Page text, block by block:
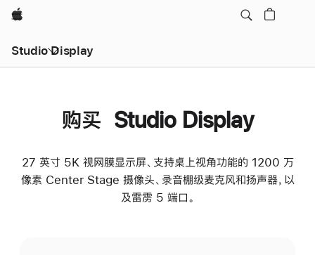
Apple
Studio Display
购买 Studio Display
27 英寸 5K 视网膜显示屏、支持桌上视角功能的 1200 万
像素 Center Stage 摄像头、录音棚级麦克风和扬声器，以
及雷雳 5 端口。